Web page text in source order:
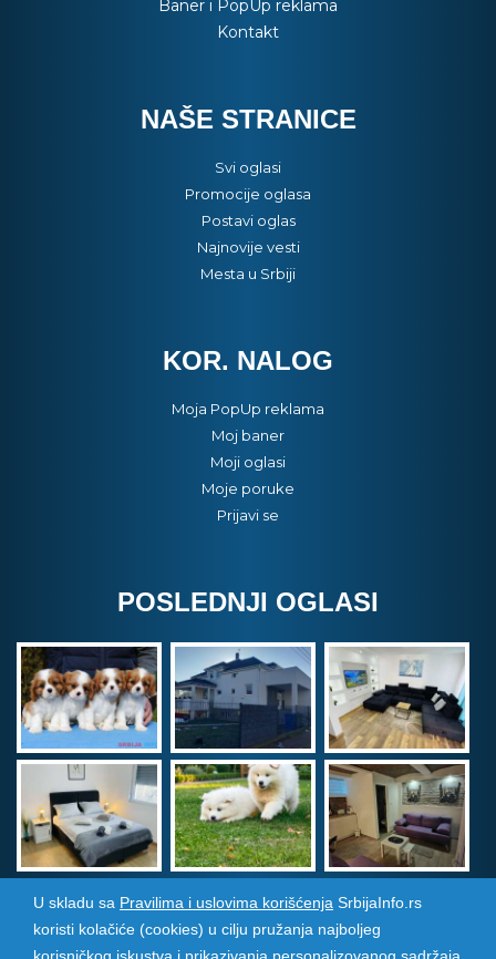
Baner i PopUp reklama
Kontakt
NAŠE STRANICE
Svi oglasi
Promocije oglasa
Postavi oglas
Najnovije vesti
Mesta u Srbiji
KOR. NALOG
Moja PopUp reklama
Moj baner
Moji oglasi
Moje poruke
Prijavi se
POSLEDNJI OGLASI
Srbija Info©2026. Sva prava zadržana. Pogledajte i
U skladu sa Pravilima i uslovima korišćenja SrbijaInfo.rs
koristi kolačiće (cookies) u cilju pružanja najboljeg